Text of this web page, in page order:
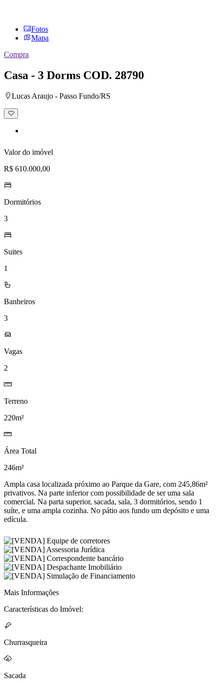
Fotos
Mapa
Compra
Casa - 3 Dorms COD. 28790
Lucas Araujo - Passo Fundo/RS
Adicionar
à
Valor do imóvel
R$ 610.000,00
Dormitórios
3
Suites
1
Banheiros
3
Vagas
2
Terreno
220m²
Área Total
246m²
Ampla casa localizada próximo ao Parque da Gare, com 245,86m²
privativos. Na parte inferior com possibilidade de ser uma sala
comercial. Na parta superior, sacada, sala, 3 dormitórios, sendo 1
suíte, e uma ampla cozinha. No pátio aos fundo um depósito e uma
edícula.
Mais Informações
Características do Imóvel:
Churrasqueira
Sacada